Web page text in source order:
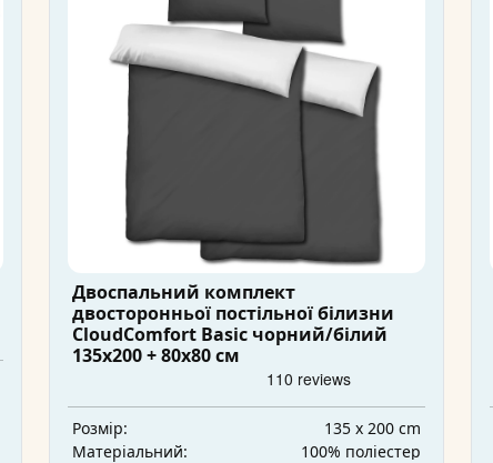
Двоспальний комплект
двосторонньої постільної білизни
CloudComfort Basic чорний/білий
135x200 + 80x80 см
Розмір:
135 x 200 cm
Матеріальний:
100% поліестер